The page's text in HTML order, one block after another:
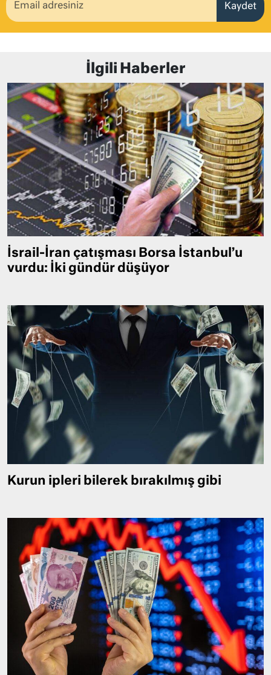
Kaydet
İlgili Haberler
İsrail-İran çatışması Borsa İstanbul’u
vurdu: İki gündür düşüyor
Kurun ipleri bilerek bırakılmış gibi